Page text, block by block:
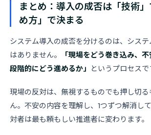
まとめ：導入の成否は「技術
め方」で決まる
システム導入の成否を分けるのは、シス
はありません。
「現場をどう巻き込み、不
段階的にどう進めるか」
というプロセスで
現場の反対は、無視するものでも押し切
ん。不安の内容を理解し、1つずつ解消し
対者は最も頼もしい推進者に変わります。